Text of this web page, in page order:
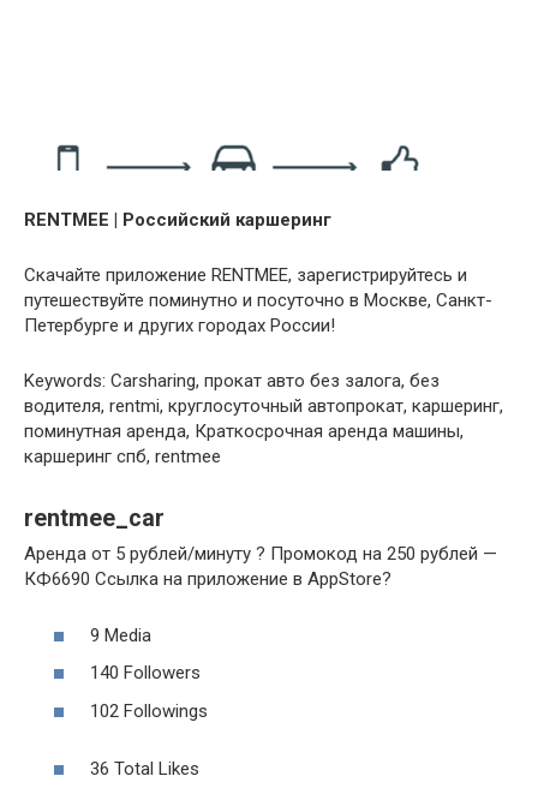
RENTMEE | Российский каршеринг
Скачайте приложение RENTMEE, зарегистрируйтесь и
путешествуйте поминутно и посуточно в Москве, Санкт-
Петербурге и других городах России!
Keywords: Carsharing, прокат авто без залога, без
водителя, rentmi, круглосуточный автопрокат, каршеринг,
поминутная аренда, Краткосрочная аренда машины,
каршеринг спб, rentmee
rentmee_car
Аренда от 5 рублей/минуту ? Промокод на 250 рублей —
КФ6690 Ссылка на приложение в AppStore?
9 Media
140 Followers
102 Followings
36 Total Likes